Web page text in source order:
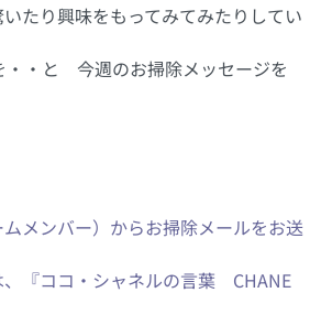
たり興味をもってみてみたりしてい
・・と 今週のお掃除メッセージを
ムメンバー）からお掃除メールをお送
『ココ・シャネルの言葉 CHANE